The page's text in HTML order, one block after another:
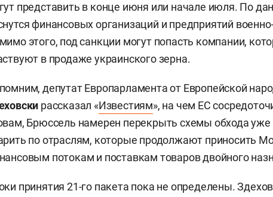
представить в конце июня или начале июля. По
финансовых организаций и предприятий
этого, под санкции могут попасть компании,
в продаже украинского зерна.
депутат Европарламента от Европейской
рассказал «Известиям», на чем ЕС
Брюссель намерен перекрыть схемы обхода
по отраслям, которые продолжают приносить
потокам и поставкам товаров двойного
принятия 21-го пакета пока не определены.